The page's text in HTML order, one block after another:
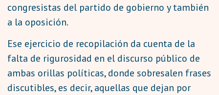
congresistas del partido de gobierno y también
a la oposición.
Ese ejercicio de recopilación da cuenta de la
falta de rigurosidad en el discurso público de
ambas orillas políticas, donde sobresalen frases
discutibles, es decir, aquellas que dejan por